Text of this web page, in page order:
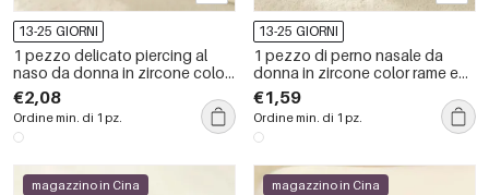
13-25 GIORNI
1 pezzo delicato piercing al
naso da donna in zircone color
rame oro
€2,08
Ordine min. di 1 pz.
13-25 GIORNI
1 pezzo di perno nasale da
donna in zircone color rame e
oro personalizzabile
€1,59
Ordine min. di 1 pz.
magazzino in Cina magazzino in Cina